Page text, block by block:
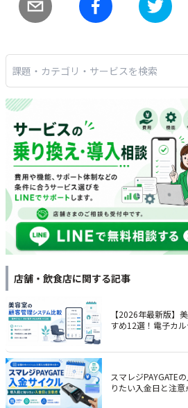
店舗・飲食店に関する記事
【2026年最新版】
すめ12選！電子カ
スマレジPAYGATE
りたい入金日と注意